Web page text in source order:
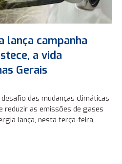
lança campanha
a vida
Gerais
das mudanças climáticas
reduzir as emissões de gases
lança, nesta terça-feira,